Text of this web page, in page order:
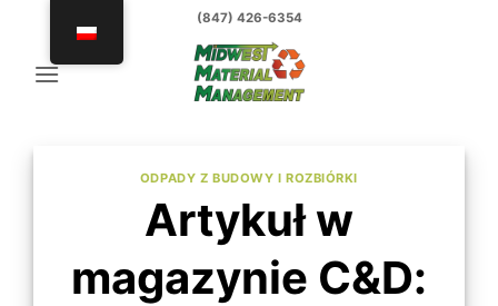
treści
(847) 426-6354
ODPADY Z BUDOWY I ROZBIÓRKI
Artykuł w
magazynie C&D: